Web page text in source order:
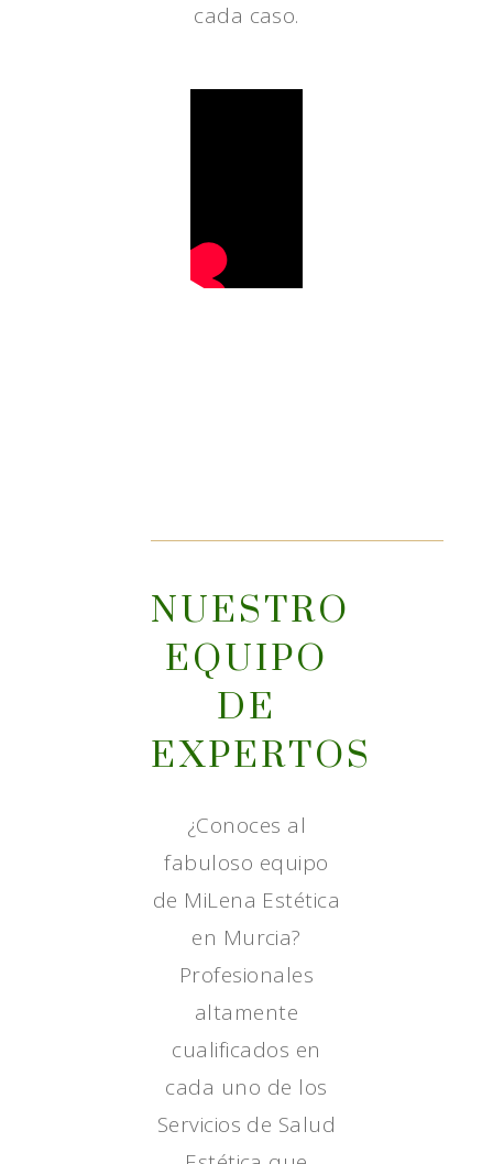
cada caso.
NUESTRO
EQUIPO
DE
EXPERTOS
¿Conoces al
fabuloso equipo
de MiLena Estética
en Murcia?
Profesionales
altamente
cualificados en
cada uno de los
Servicios de Salud